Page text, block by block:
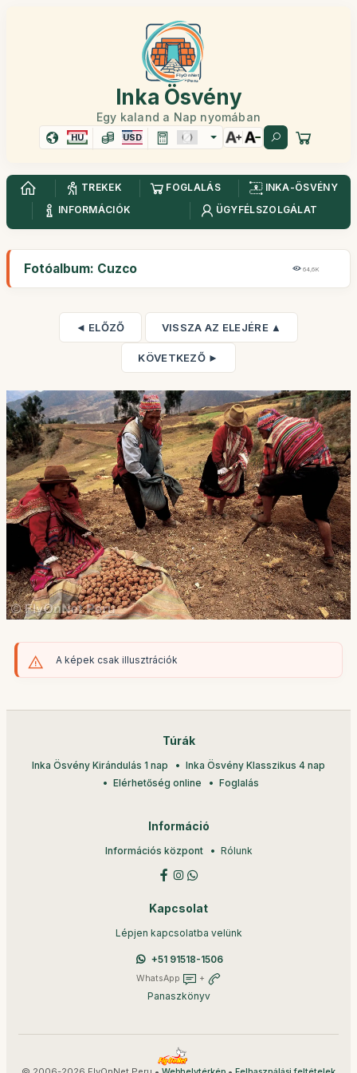
Inka Ösvény
Egy kaland a Nap nyomában
HU USD
TREKEK FOGLALÁS
INKA-ÖSVÉNY
INFORMÁCIÓK
ÜGYFÉLSZOLGÁLAT
Fotóalbum: Cuzco 64,6K
◄ ELŐZŐ VISSZA AZ ELEJÉRE ▲
KÖVETKEZŐ ►
A képek csak illusztrációk
Túrák
Inka Ösvény Kirándulás 1 nap
Inka Ösvény Klasszikus 4 nap
Elérhetőség online
Foglalás
Információ
Információs központ Rólunk
Kapcsolat
Lépjen kapcsolatba velünk
+51 91518-1506
WhatsApp +
Panaszkönyv